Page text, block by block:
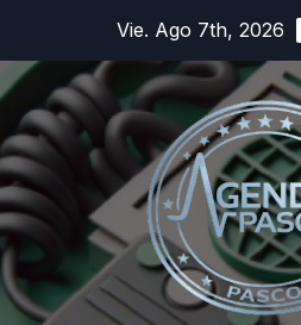
contenido
Vie. Ago 7th, 2026